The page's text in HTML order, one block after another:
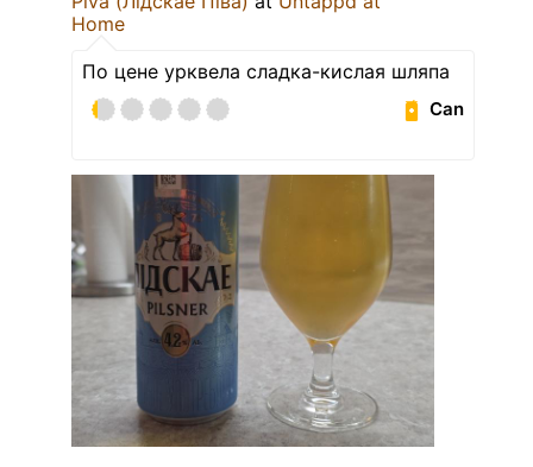
Home
По цене урквела сладка-кислая шляпа
Can